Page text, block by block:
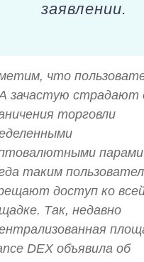
заявлении.
что
зачастую страдают
торговли
таким
доступ ко
Так, недавно
DEX объявила об